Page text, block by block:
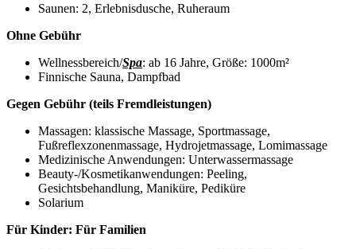
Saunen: 2, Erlebnisdusche, Ruheraum
Ohne Gebühr
Wellnessbereich/Spa: ab 16 Jahre, Größe: 1000m²
Finnische Sauna, Dampfbad
Gegen Gebühr (teils Fremdleistungen)
Massagen: klassische Massage, Sportmassage,
Fußreflexzonenmassage, Hydrojetmassage, Lomimassage
Medizinische Anwendungen: Unterwassermassage
Beauty-/Kosmetikanwendungen: Peeling,
Gesichtsbehandlung, Maniküre, Pediküre
Solarium
Für Kinder: Für Familien